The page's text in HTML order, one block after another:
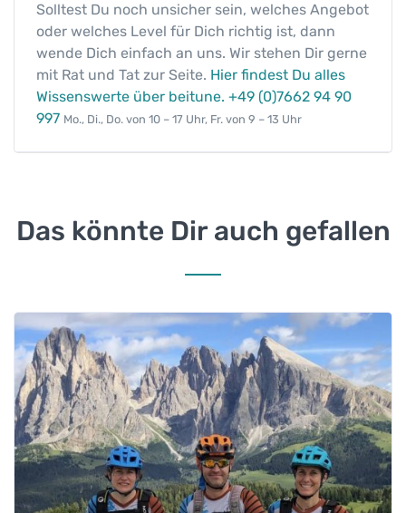
Solltest Du noch unsicher sein, welches Angebot
oder welches Level für Dich richtig ist, dann
wende Dich einfach an uns. Wir stehen Dir gerne
mit Rat und Tat zur Seite. Hier findest Du alles
Wissenswerte über beitune. +49 (0)7662 94 90
997 Mo., Di., Do. von 10 – 17 Uhr, Fr. von 9 – 13 Uhr
Das könnte Dir auch gefallen